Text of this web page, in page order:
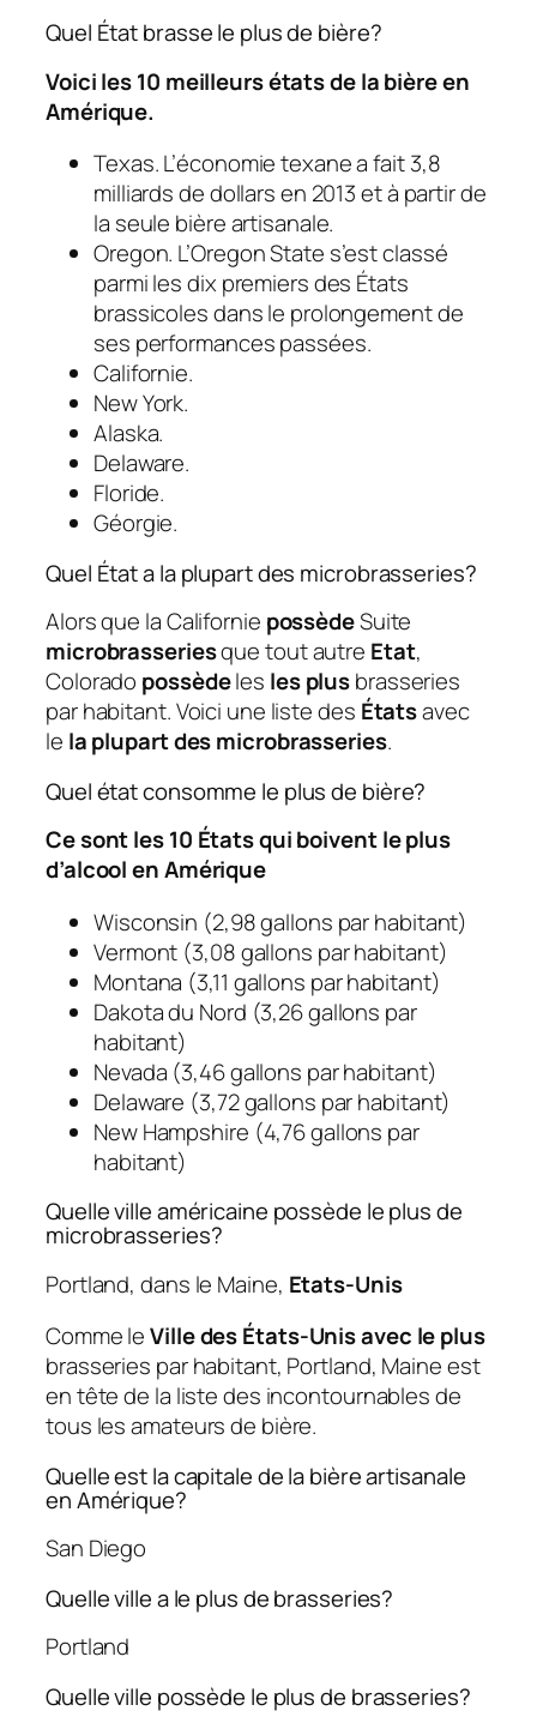
Quel État brasse le plus de bière?
Voici les 10 meilleurs états de la bière en
Amérique.
Texas. L’économie texane a fait 3,8
milliards de dollars en 2013 et à partir de
la seule bière artisanale.
Oregon. L’Oregon State s’est classé
parmi les dix premiers des États
brassicoles dans le prolongement de
ses performances passées.
Californie.
New York.
Alaska.
Delaware.
Floride.
Géorgie.
Quel État a la plupart des microbrasseries?
Alors que la Californie possèdeSuite
microbrasseriesque tout autre Etat,
Colorado possèdeles les plusbrasseries
par habitant. Voici une liste des Étatsavec
le la plupart des microbrasseries.
Quel état consomme le plus de bière?
Ce sont les 10 États qui boivent le plus
d’alcool en Amérique
Wisconsin (2,98 gallons par habitant)
Vermont (3,08 gallons par habitant)
Montana (3,11 gallons par habitant)
Dakota du Nord (3,26 gallons par
habitant)
Nevada (3,46 gallons par habitant)
Delaware (3,72 gallons par habitant)
New Hampshire (4,76 gallons par
habitant)
Quelle ville américaine possède le plus de
microbrasseries?
Portland, dans le Maine, Etats-Unis
Comme leVille des États-Unis avec le plus
brasseries par habitant, Portland, Maine est
en tête de la liste des incontournables de
tous les amateurs de bière.
Quelle est la capitale de la bière artisanale
en Amérique?
San Diego
Quelle ville a le plus de brasseries?
Portland
Quelle ville possède le plus de brasseries?